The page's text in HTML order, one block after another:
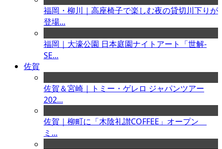
福岡・柳川｜高座椅子で楽しむ夜の貸切川下りが
登場...
福岡｜大濠公園 日本庭園ナイトアート「世解-
SE...
佐賀
佐賀＆宮崎｜トミー・ゲレロ ジャパンツアー
202...
佐賀｜柳町に「木陰礼讃COFFEE」オープン
ミ...